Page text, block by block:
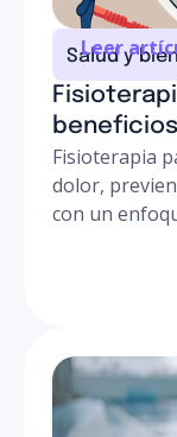
Salud y
Fisioterapia
dolor,
con un
Leer